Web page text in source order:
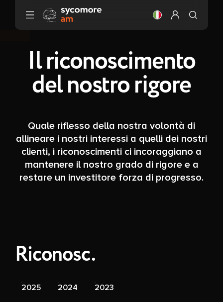
Vai al contenuto
Cambiare la
Configura il
Il riconoscimento
del nostro rigore
Quale riflesso della nostra volontà di
allineare i nostri interessi a quelli dei nostri
clienti, i riconoscimenti ci incoraggiano a
mantenere il nostro grado di rigore e a
restare un investitore forza di progresso.
Riconosc.
2025 2024 2023